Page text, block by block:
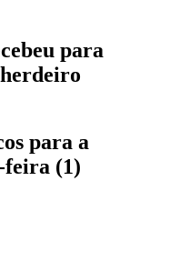
para
para a
feira (1)